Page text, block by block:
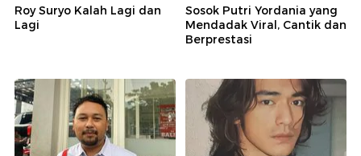
Roy Suryo Kalah Lagi dan
Lagi
Sosok Putri Yordania yang
Mendadak Viral, Cantik dan
Berprestasi